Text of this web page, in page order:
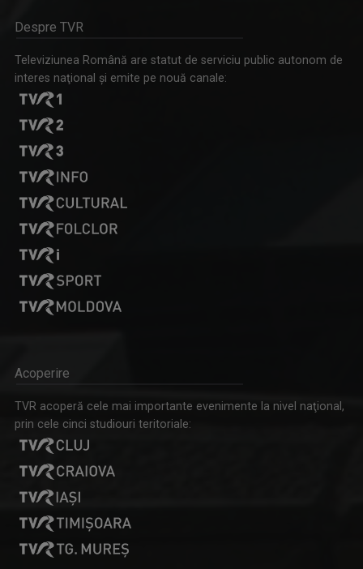
SIMONA MUȘUROI
LAURA CONSTANTINESCU
Moderează emisiunile "Cântec și poveste" și ...
DAN IONESCU
Dan Ionescu moderează joia, în direct la TVR ...
Despre TVR
Televiziunea Română are statut de serviciu public autonom de
interes naţional şi emite pe nouă canale:
Acoperire
TVR acoperă cele mai importante evenimente la nivel naţional,
prin cele cinci studiouri teritoriale: